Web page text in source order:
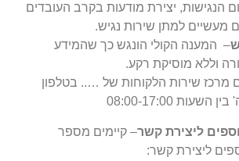
הנגישות, יצירת מודעות בקרב העובדים
מעשיים למתן שירות נגיש.
– המענה הקולי הונגש כך שהמידע
וללא מוסיקת רקע.
מרכז שירות הלקוחות של ….. בטלפון
ליצירת קשר– קיימים מספר
ליצירת קשר: